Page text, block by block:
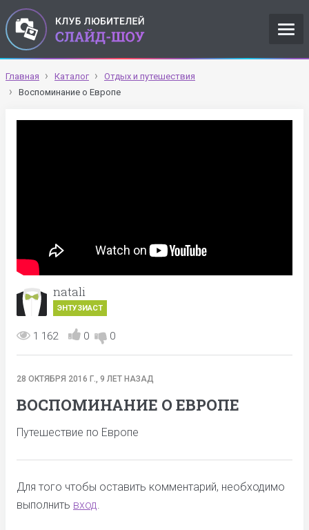
Главная Каталог
Отдых и путешествия
Воспоминание о Европе
natali
ЭНТУЗИАСТ
1 162 0 0
28 ОКТЯБРЯ 2016 Г., 9 ЛЕТ НАЗАД
ВОСПОМИНАНИЕ О ЕВРОПЕ
Путешествие по Европе
Для того чтобы оставить комментарий, необходимо
выполнить вход.